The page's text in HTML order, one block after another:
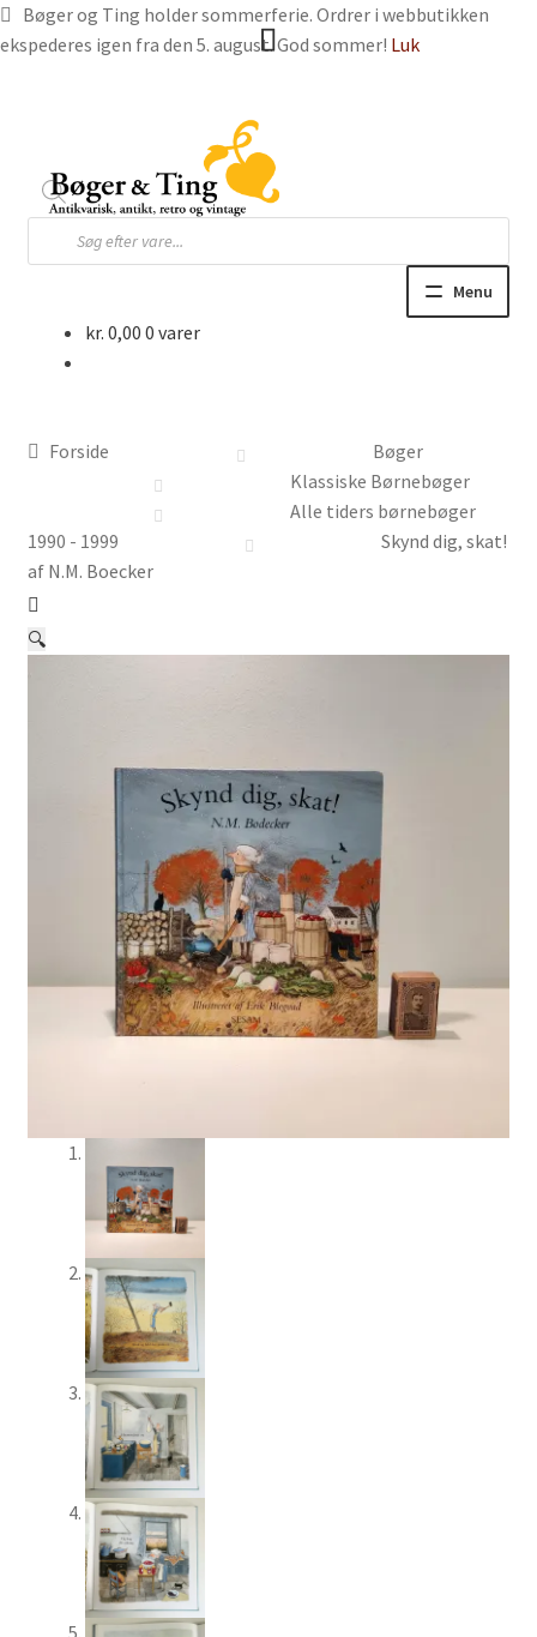
Bøger og Ting holder sommerferie. Ordrer i webbutikken
ekspederes igen fra den 5. august. God sommer! Luk
navigation
indhold
Products
search
Menu
Børnebøger
Ting
kr. 0,00 0 varer
Forside
Bøger
Klassiske Børnebøger
Alle tiders børnebøger
1990 - 1999
Skynd dig, skat!
af N.M. Boecker
🔍